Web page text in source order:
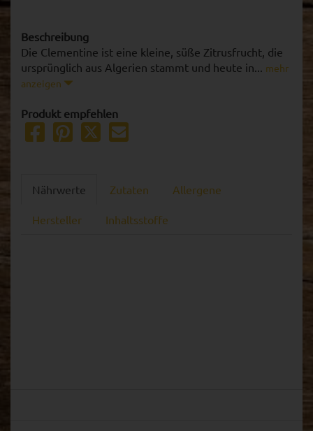
Beschreibung
Die Clementine ist eine kleine, süße Zitrusfrucht, die
ursprünglich aus Algerien stammt und heute in...
mehr
anzeigen
Produkt empfehlen
Nährwerte Zutaten Allergene
Hersteller Inhaltsstoffe